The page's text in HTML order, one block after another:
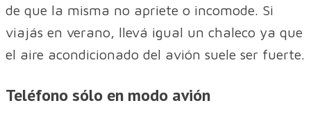
de que la misma no apriete o incomode. Si
viajás en verano, llevá igual un chaleco ya que
el aire acondicionado del avión suele ser fuerte.
Teléfono sólo en modo avión